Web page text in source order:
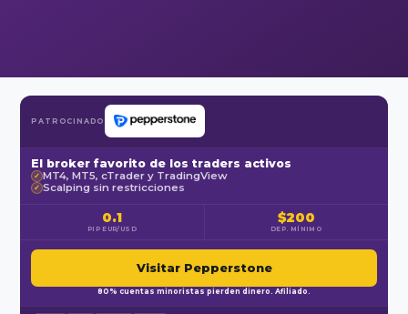
PATROCINADO
El broker favorito de los traders activos
✓ MT4, MT5, cTrader y TradingView
✓ Scalping sin restricciones
0.1
PIP EUR/USD
$200
DEP. MÍNIMO
Visitar Pepperstone
80% cuentas minoristas pierden dinero. Afiliado.